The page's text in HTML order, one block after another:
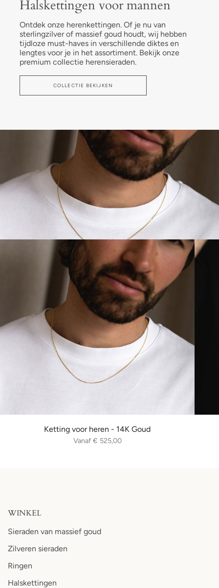
Halskettingen voor mannen
Ontdek onze herenkettingen. Of je nu van
sterlingzilver of massief goud houdt, wij hebben
tijdloze must-haves in verschillende diktes en
lengtes voor je in het assortiment. Bekijk onze
premium collectie herensieraden.
COLLECTIE BEKIJKEN
Ketting voor heren - 14K Goud
Vanaf€ 525,00
WINKEL
Sieraden van massief goud
Zilveren sieraden
Ringen
Halskettingen